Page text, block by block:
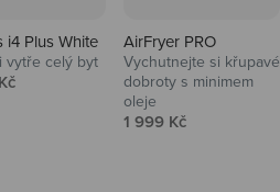
i4 Plus White
vytře celý byt
cena
AirFryer PRO
Vychutnejte si křupavé
dobroty s minimem
oleje
Prodejní cena
1 999 Kč
ti